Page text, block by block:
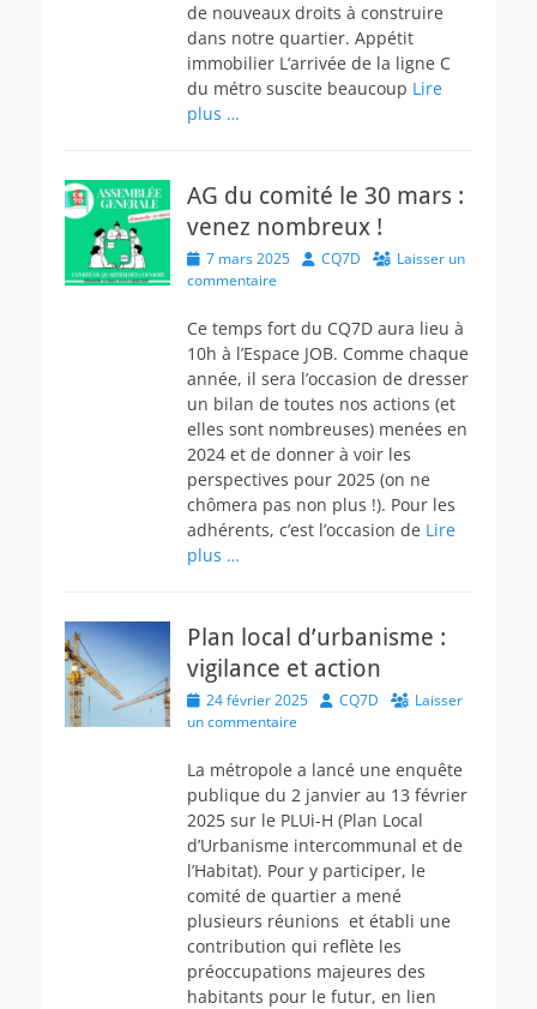
de nouveaux droits à construire
dans notre quartier. Appétit
immobilier L’arrivée de la ligne C
du métro suscite beaucoup Lire
plus …
AG du comité le 30 mars :
venez nombreux !
Posted
on
7 mars 2025 Author
CQ7D
Laisser un
commentaire
Ce temps fort du CQ7D aura lieu à
10h à l’Espace JOB. Comme chaque
année, il sera l’occasion de dresser
un bilan de toutes nos actions (et
elles sont nombreuses) menées en
2024 et de donner à voir les
perspectives pour 2025 (on ne
chômera pas non plus !). Pour les
adhérents, c’est l’occasion de Lire
plus …
Plan local d’urbanisme :
vigilance et action
Posted
on
24 février 2025 Author
CQ7D
Laisser
un commentaire
La métropole a lancé une enquête
publique du 2 janvier au 13 février
2025 sur le PLUi-H (Plan Local
d’Urbanisme intercommunal et de
l’Habitat). Pour y participer, le
comité de quartier a mené
plusieurs réunions et établi une
contribution qui reflète les
préoccupations majeures des
habitants pour le futur, en lien